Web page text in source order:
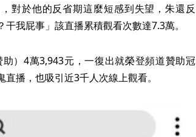
對於他的反省期這麼短感到失望，朱還反
我屁事」該直播累積觀看次數達7.3萬。
）4萬3,943元，一復出就榮登頻道贊助冠
播，也吸引近3千人次線上觀看。